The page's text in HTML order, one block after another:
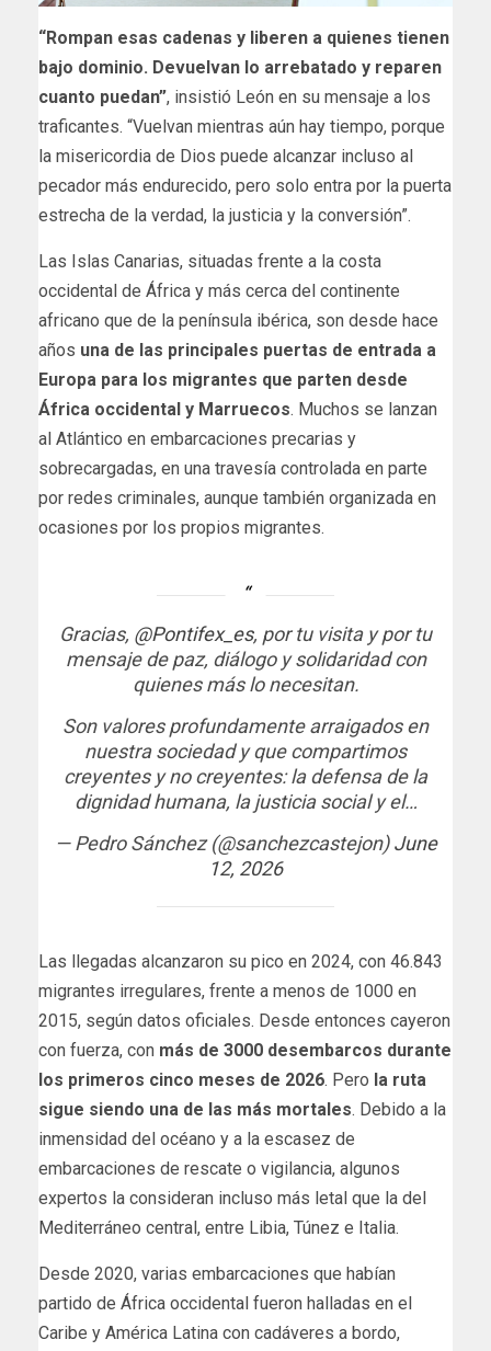
“Rompan esas cadenas y liberen a quienes tienen
bajo dominio. Devuelvan lo arrebatado y reparen
cuanto puedan”, insistió León en su mensaje a los
traficantes. “Vuelvan mientras aún hay tiempo, porque
la misericordia de Dios puede alcanzar incluso al
pecador más endurecido, pero solo entra por la puerta
estrecha de la verdad, la justicia y la conversión”.
Las Islas Canarias, situadas frente a la costa
occidental de África y más cerca del continente
africano que de la península ibérica, son desde hace
años una de las principales puertas de entrada a
Europa para los migrantes que parten desde
África occidental y Marruecos. Muchos se lanzan
al Atlántico en embarcaciones precarias y
sobrecargadas, en una travesía controlada en parte
por redes criminales, aunque también organizada en
ocasiones por los propios migrantes.
Gracias, @Pontifex_es, por tu visita y por tu
mensaje de paz, diálogo y solidaridad con
quienes más lo necesitan.
Son valores profundamente arraigados en
nuestra sociedad y que compartimos
creyentes y no creyentes: la defensa de la
dignidad humana, la justicia social y el…
— Pedro Sánchez (@sanchezcastejon)June
12, 2026
Las llegadas alcanzaron su pico en 2024, con 46.843
migrantes irregulares, frente a menos de 1000 en
2015, según datos oficiales. Desde entonces cayeron
con fuerza, con más de 3000 desembarcos durante
los primeros cinco meses de 2026. Pero la ruta
sigue siendo una de las más mortales. Debido a la
inmensidad del océano y a la escasez de
embarcaciones de rescate o vigilancia, algunos
expertos la consideran incluso más letal que la del
Mediterráneo central, entre Libia, Túnez e Italia.
Desde 2020, varias embarcaciones que habían
partido de África occidental fueron halladas en el
Caribe y América Latina con cadáveres a bordo,